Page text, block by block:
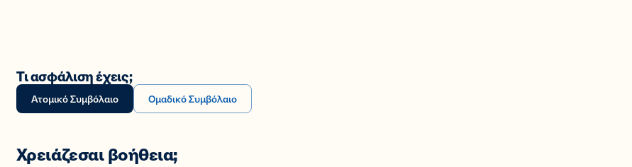
Τι ασφάλιση έχεις;
Ατομικό Συμβόλαιο Ομαδικό Συμβόλαιο
Χρειάζεσαι βοήθεια;